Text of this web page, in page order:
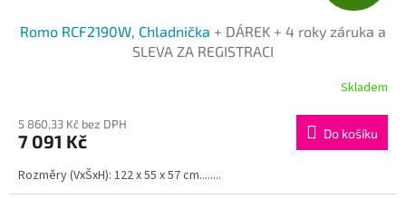
D
A
R
M
A
Romo RCF2190W, Chladnička + DÁREK + 4 roky záruka a
SLEVA ZA REGISTRACI
Skladem
5 860,33 Kč bez DPH
7 091 Kč Do košíku
Rozměry (VxŠxH): 122 x 55 x 57 cm........